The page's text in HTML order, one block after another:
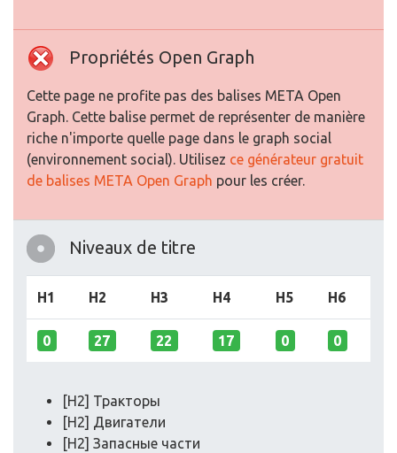
Propriétés Open Graph
Cette page ne profite pas des balises META Open
Graph. Cette balise permet de représenter de manière
riche n'importe quelle page dans le graph social
(environnement social). Utilisez ce générateur gratuit
de balises META Open Graph pour les créer.
Niveaux de titre
H1 H2 H3 H4 H5 H6
0 27 22 17 0 0
[H2] Тракторы
[H2] Двигатели
[H2] Запасные части